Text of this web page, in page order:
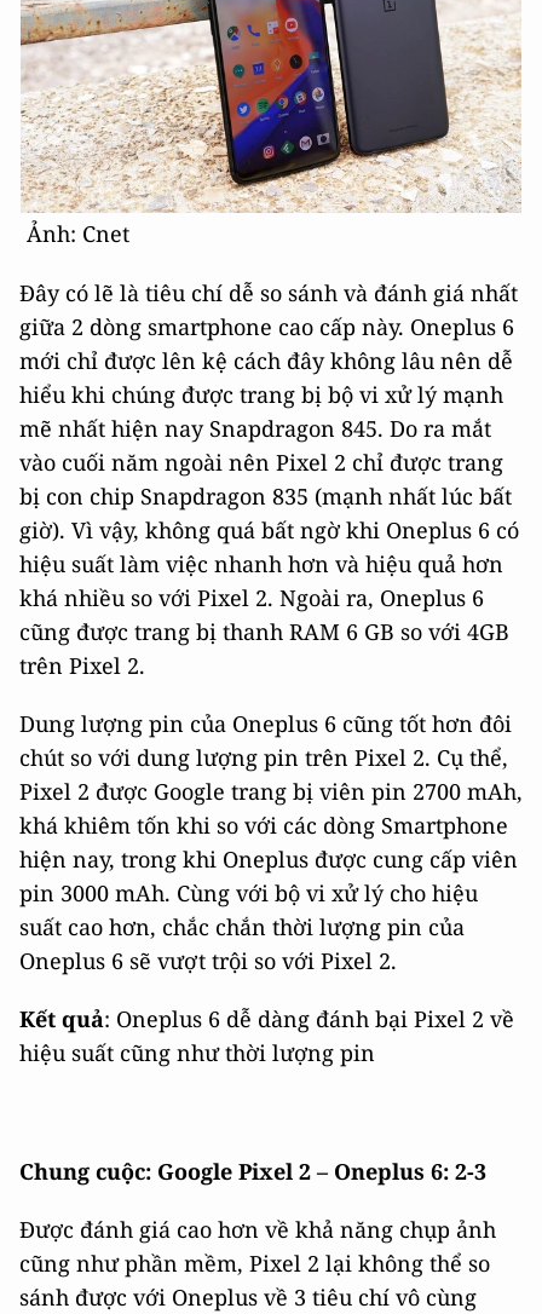
Ảnh: Cnet
Đây có lẽ là tiêu chí dễ so sánh và đánh giá nhất
giữa 2 dòng smartphone cao cấp này. Oneplus 6
mới chỉ được lên kệ cách đây không lâu nên dễ
hiểu khi chúng được trang bị bộ vi xử lý mạnh
mẽ nhất hiện nay Snapdragon 845. Do ra mắt
vào cuối năm ngoài nên Pixel 2 chỉ được trang
bị con chip Snapdragon 835 (mạnh nhất lúc bất
giờ). Vì vậy, không quá bất ngờ khi Oneplus 6 có
hiệu suất làm việc nhanh hơn và hiệu quả hơn
khá nhiều so với Pixel 2. Ngoài ra, Oneplus 6
cũng được trang bị thanh RAM 6 GB so với 4GB
trên Pixel 2.
Dung lượng pin của Oneplus 6 cũng tốt hơn đôi
chút so với dung lượng pin trên Pixel 2. Cụ thể,
Pixel 2 được Google trang bị viên pin 2700 mAh,
khá khiêm tốn khi so với các dòng Smartphone
hiện nay, trong khi Oneplus được cung cấp viên
pin 3000 mAh. Cùng với bộ vi xử lý cho hiệu
suất cao hơn, chắc chắn thời lượng pin của
Oneplus 6 sẽ vượt trội so với Pixel 2.
Kết quả: Oneplus 6 dễ dàng đánh bại Pixel 2 về
hiệu suất cũng như thời lượng pin
Chung cuộc: Google Pixel 2 – Oneplus 6: 2-3
Được đánh giá cao hơn về khả năng chụp ảnh
cũng như phần mềm, Pixel 2 lại không thể so
sánh được với Oneplus về 3 tiêu chí vô cùng